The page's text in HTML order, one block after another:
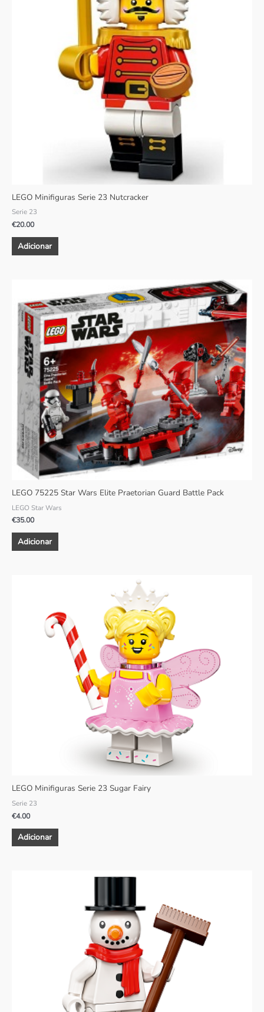
LEGO Minifiguras Serie 23 Nutcracker
Serie 23
€20.00
Adicionar
LEGO 75225 Star Wars Elite Praetorian Guard Battle Pack
LEGO Star Wars
€35.00
Adicionar
LEGO Minifiguras Serie 23 Sugar Fairy
Serie 23
€4.00
Adicionar